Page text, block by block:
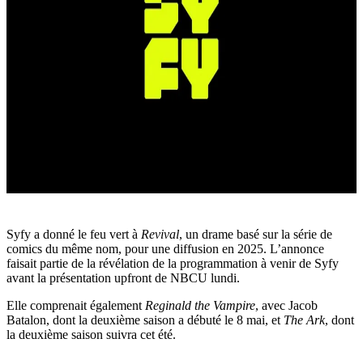
Syfy a donné le feu vert à Revival, un drame basé sur la série de
comics du même nom, pour une diffusion en 2025. L’annonce
faisait partie de la révélation de la programmation à venir de Syfy
avant la présentation upfront de NBCU lundi.
Elle comprenait également Reginald the Vampire, avec Jacob
Batalon, dont la deuxième saison a débuté le 8 mai, et The Ark, dont
la deuxième saison suivra cet été.